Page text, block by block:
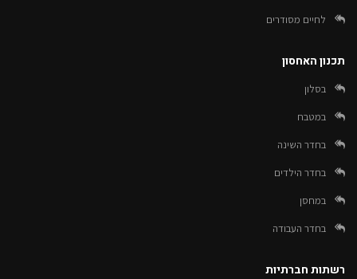
לחיים מסודרים
תכנון האחסון
בסלון
במטבח
בחדר השינה
בחדר הילדים
במחסן
בחדר העבודה
רשתות חברתיות